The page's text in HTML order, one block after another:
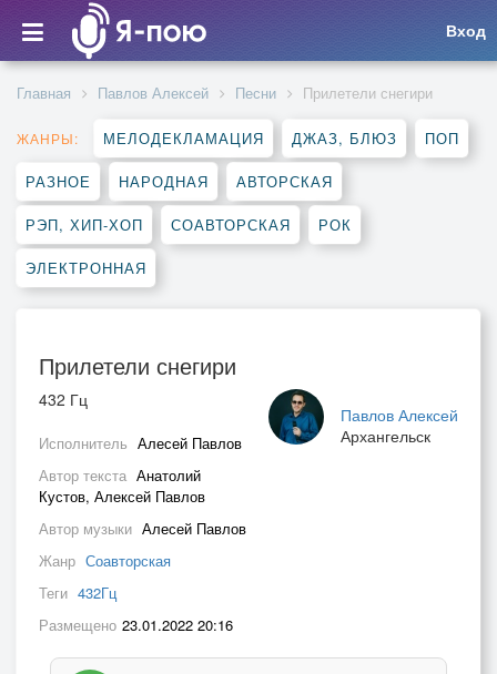
Вход
Главная Павлов Алексей Песни Прилетели снегири
ЖАНРЫ: МЕЛОДЕКЛАМАЦИЯ ДЖАЗ, БЛЮЗ ПОП
РАЗНОЕ НАРОДНАЯ АВТОРСКАЯ
РЭП, ХИП-ХОП СОАВТОРСКАЯ РОК
ЭЛЕКТРОННАЯ
Прилетели снегири
Павлов Алексей
Архангельск
432 Гц
Исполнитель Алесей Павлов
Автор текста Анатолий
Кустов, Алексей Павлов
Автор музыки Алесей Павлов
Жанр Соавторская
Теги 432Гц
Размещено 23.01.2022 20:16